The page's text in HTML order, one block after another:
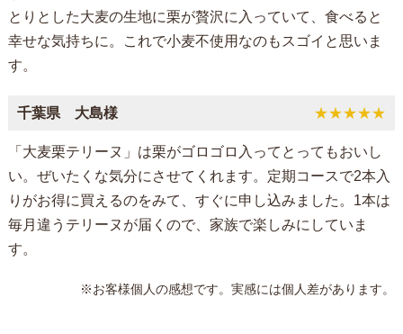
とりとした大麦の生地に栗が贅沢に入っていて、食べると
幸せな気持ちに。これで小麦不使用なのもスゴイと思いま
す。
千葉県 大島様 ★★★★★
「大麦栗テリーヌ」は栗がゴロゴロ入ってとってもおいし
い。ぜいたくな気分にさせてくれます。定期コースで2本入
りがお得に買えるのをみて、すぐに申し込みました。1本は
毎月違うテリーヌが届くので、家族で楽しみにしていま
す。
※お客様個人の感想です。実感には個人差があります。